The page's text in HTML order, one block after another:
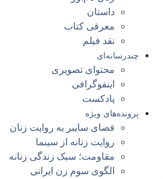
داستان
معرفی کتاب
نقد فیلم
چندرسانه‌ای
محتوای تصویری
اینفوگرافی
پادکست
پرونده‌های ویژه
فضای سایبر به روایت زنان
روایت زنانه از سینما
مقاومت؛ سبک زندگی زنانه
الگوی سوم زن ایرانی